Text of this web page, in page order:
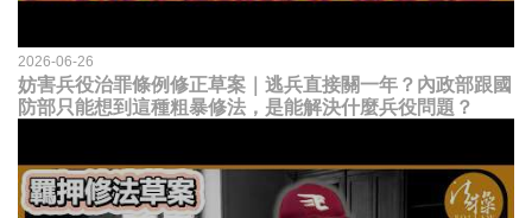
2026-06-26
妨害兵役治罪條例修正草案｜逃兵直接關一年？內政部跟國
防部只能想到這種粗暴修法，是能解決什麼兵役問題？